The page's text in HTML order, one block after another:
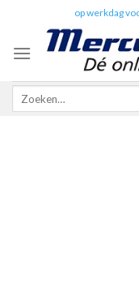
content
op werkdag
Zoeken